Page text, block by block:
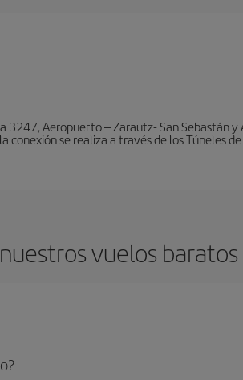
3247, Aeropuerto – Zarautz- San Sebastán
se realiza a través de los Túneles
vuelos